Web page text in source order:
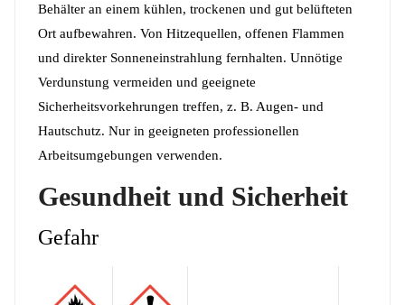
Behälter an einem kühlen, trockenen und gut belüfteten
Ort aufbewahren. Von Hitzequellen, offenen Flammen
und direkter Sonneneinstrahlung fernhalten. Unnötige
Verdunstung vermeiden und geeignete
Sicherheitsvorkehrungen treffen, z. B. Augen- und
Hautschutz. Nur in geeigneten professionellen
Arbeitsumgebungen verwenden.
Gesundheit und Sicherheit
Gefahr